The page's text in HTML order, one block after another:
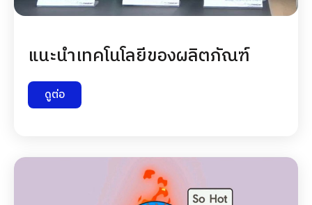
แนะนำเทคโนโลยีของผลิตภัณฑ์
ดูต่อ